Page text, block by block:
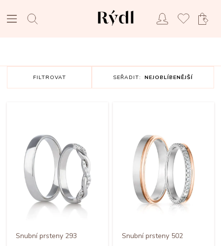
FILTROVAT SEŘADIT: NEJOBLÍBENĚJŠÍ
Snubní prsteny 293
Snubní prsteny 502